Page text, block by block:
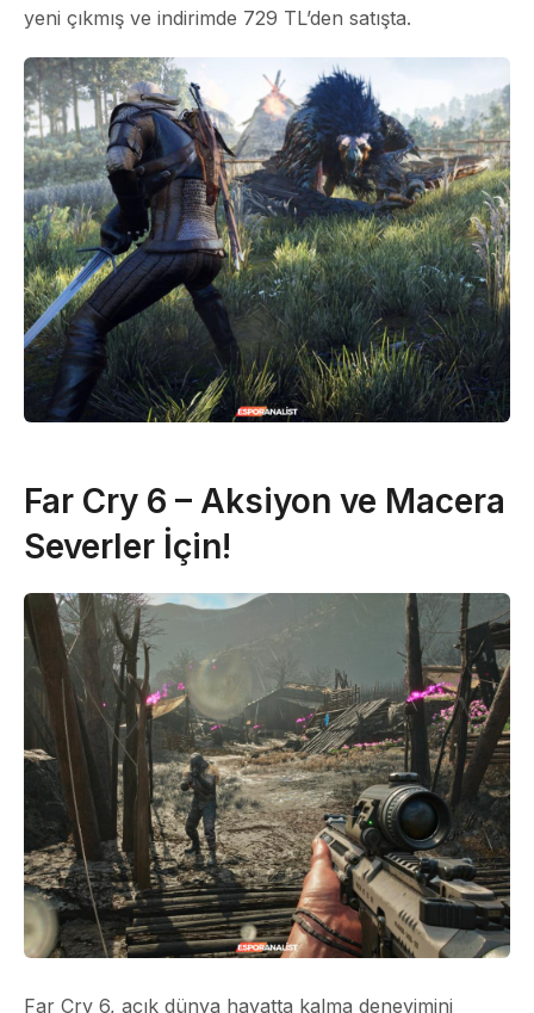
yeni çıkmış ve indirimde 729 TL’den satışta.
Far Cry 6 – Aksiyon ve Macera
Severler İçin!
Far Cry 6, açık dünya hayatta kalma deneyimini